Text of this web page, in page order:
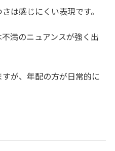
は感じにくい表現です。
満のニュアンスが強く出
が、年配の方が日常的に